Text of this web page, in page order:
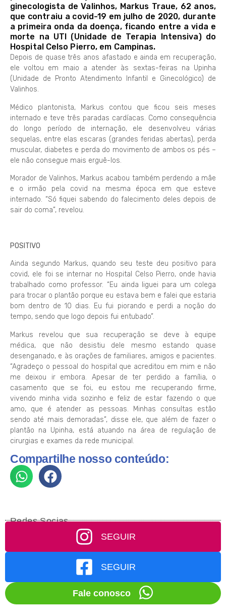
ginecologista de Valinhos, Markus Traue, 62 anos,
que contraiu a covid-19 em julho de 2020, durante
a primeira onda da doença, ficando entre a vida e
morte na UTI (Unidade de Terapia Intensiva) do
Hospital Celso Pierro, em Campinas.
Depois de quase três anos afastado e ainda em recuperação,
ele voltou em maio a atender às sextas-feiras na Upinha
(Unidade de Pronto Atendimento Infantil e Ginecológico) de
Valinhos.
Médico plantonista, Markus contou que ficou seis meses
internado e teve três paradas cardíacas. Como consequência
do longo período de internação, ele desenvolveu várias
sequelas, entre elas escaras (grandes feridas abertas), perda
muscular, diabetes e perda do movimento de ambos os pés –
ele não consegue mais erguê-los.
Morador de Valinhos, Markus acabou também perdendo a mãe
e o irmão pela covid na mesma época em que esteve
internado. “Só fiquei sabendo do falecimento deles depois de
sair do coma”, revelou.
POSITIVO
Ainda segundo Markus, quando seu teste deu positivo para
covid, ele foi se internar no Hospital Celso Pierro, onde havia
trabalhado como professor. “Eu ainda liguei para um colega
para trocar o plantão porque eu estava bem e falei que estaria
bom dentro de 10 dias. Eu fui piorando e perdi a noção do
tempo, sendo que logo depois fui entubado”.
Markus revelou que sua recuperação se deve à equipe
médica, que não desistiu dele mesmo estando quase
desenganado, e às orações de familiares, amigos e pacientes.
“Agradeço o pessoal do hospital que acreditou em mim e não
me deixou ir embora. Apesar de ter perdido a família, o
casamento que se foi, eu estou me recuperando firme,
vivendo minha vida sozinho e feliz de estar fazendo o que
amo, que é atender as pessoas. Minhas consultas estão
sendo até mais demoradas”, disse ele, que além de fazer o
plantão na Upinha, está atuando na área de regulação de
cirurgias e exames da rede municipal.
Compartilhe nosso conteúdo:
Redes Socias
SEGUIR
SEGUIR
Fale conosco